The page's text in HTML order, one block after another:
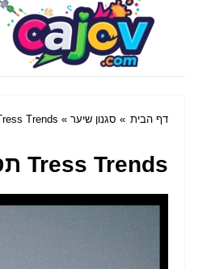
Cajov.com
דף הבית » סגנון שיער » Tress Trends תסרוקות הכוכבים שמשתלטות על המדיה החברתית
Tress Trends תסרוקות הכוכבים שמשתלטות על המדיה החברתית